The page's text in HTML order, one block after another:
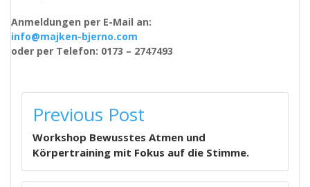
Anmeldungen per E-Mail an:
info@majken-bjerno.com
oder per Telefon: 0173 – 2747493
BEITRAGSNAVIGATION
Previous Post
Workshop Bewusstes Atmen und
Körpertraining mit Fokus auf die Stimme.